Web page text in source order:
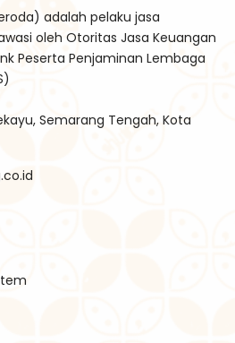
adalah pelaku jasa
oleh Otoritas Jasa Keuangan
Peserta Penjaminan Lembaga
Semarang Tengah, Kota